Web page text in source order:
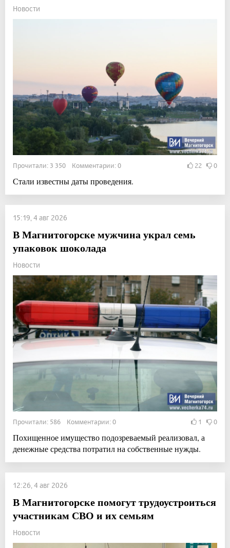
Новости
Прочитали: 3 350 Комментарии: 0 22 0
Стали известны даты проведения.
15:19, 4 авг 2026
В Магнитогорске мужчина украл семь
упаковок шоколада
Новости
Прочитали: 586 Комментарии: 0 1 0
Похищенное имущество подозреваемый реализовал, а
денежные средства потратил на собственные нужды.
12:26, 4 авг 2026
В Магнитогорске помогут трудоустроиться
участникам СВО и их семьям
Новости